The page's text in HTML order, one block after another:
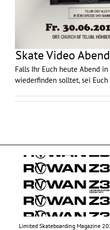
Skate Video
Falls Ihr Euch heute Abend in
wiederfinden solltet, sei Euch
Limited Skateboarding Magazine